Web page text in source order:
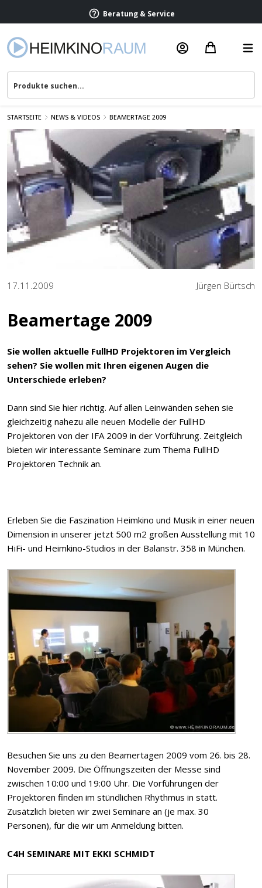
Beratung & Service
STARTSEITE NEWS & VIDEOS BEAMERTAGE 2009
17.11.2009 Jürgen Bürtsch
Beamertage 2009
Sie wollen aktuelle FullHD Projektoren im Vergleich
sehen? Sie wollen mit Ihren eigenen Augen die
Unterschiede erleben?
Dann sind Sie hier richtig. Auf allen Leinwänden sehen sie
gleichzeitig nahezu alle neuen Modelle der FullHD
Projektoren von der IFA 2009 in der Vorführung. Zeitgleich
bieten wir interessante Seminare zum Thema FullHD
Projektoren Technik an.
Erleben Sie die Faszination Heimkino und Musik in einer neuen
Dimension in unserer jetzt 500 m2 großen Ausstellung mit 10
HiFi- und Heimkino-Studios in der Balanstr. 358 in München.
Besuchen Sie uns zu den Beamertagen 2009 vom 26. bis 28.
November 2009. Die Öffnungszeiten der Messe sind
zwischen 10:00 und 19:00 Uhr. Die Vorführungen der
Projektoren finden im stündlichen Rhythmus in statt.
Zusätzlich bieten wir zwei Seminare an (je max. 30
Personen), für die wir um Anmeldung bitten.
C4H SEMINARE MIT EKKI SCHMIDT